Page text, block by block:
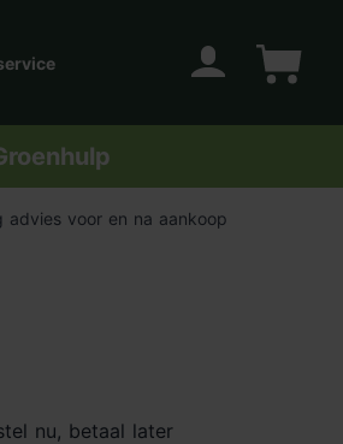
advies voor en na aankoop
nu, betaal later